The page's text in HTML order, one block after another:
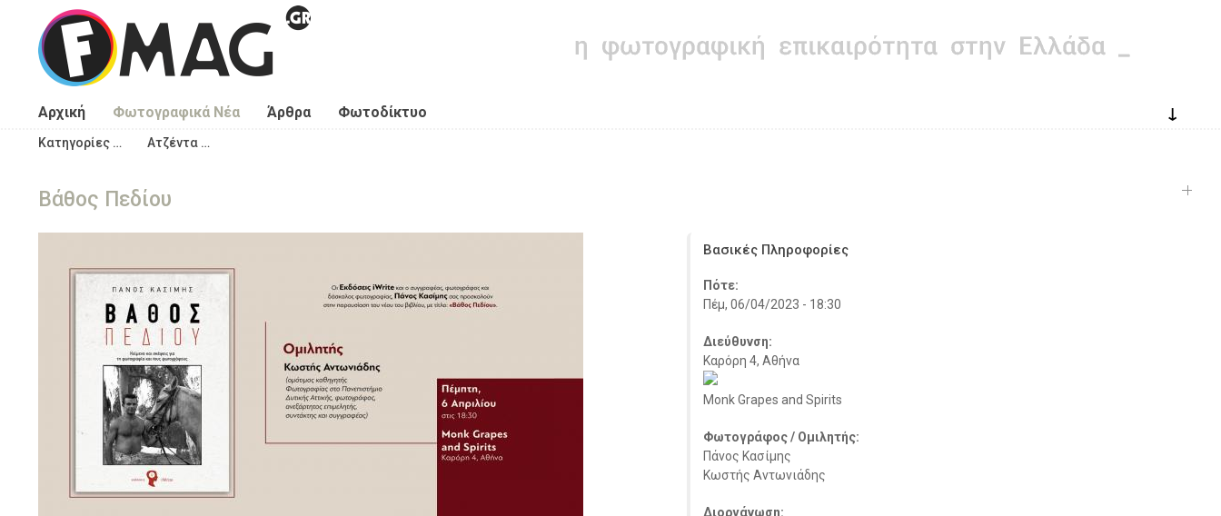
Παράκαμψη προς το κυρίως περιεχόμενο
Αρχική Φωτογραφικά Νέα Άρθρα Φωτοδίκτυο ↓
Κατηγορίες … Ατζέντα …
Βάθος Πεδίου
Βασικές Πληροφορίες
Πότε:
Πέμ, 06/04/2023 - 18:30
Διεύθυνση:
Καρόρη 4, Αθήνα
Monk Grapes and Spirits
Φωτογράφος / Ομιλητής:
Πάνος Κασίμης
Κωστής Αντωνιάδης
Διοργάνωση: